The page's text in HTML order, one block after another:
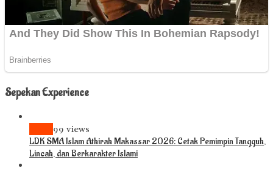
Sepekan Experience
99 views
LDK SMA Islam Athirah Makassar 2026: Cetak Pemimpin Tangguh,
Lincah, dan Berkarakter Islami